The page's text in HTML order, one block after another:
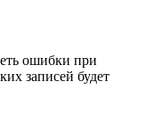
ошибки при
записей будет